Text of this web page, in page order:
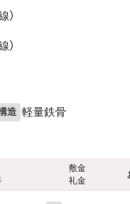
）
）
造 軽量鉄骨
敷金
礼金